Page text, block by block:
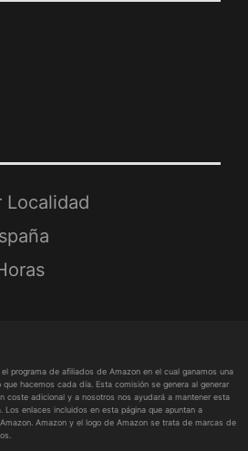
Localidad
programa de afiliados de Amazon en el cual ganamos una
hacemos cada día. Esta comisión se genera al generar
coste adicional y a nosotros nos ayudará a mantener esta
enlaces incluidos en esta página que apuntan a
Amazon y el logo de Amazon se trata de marcas de